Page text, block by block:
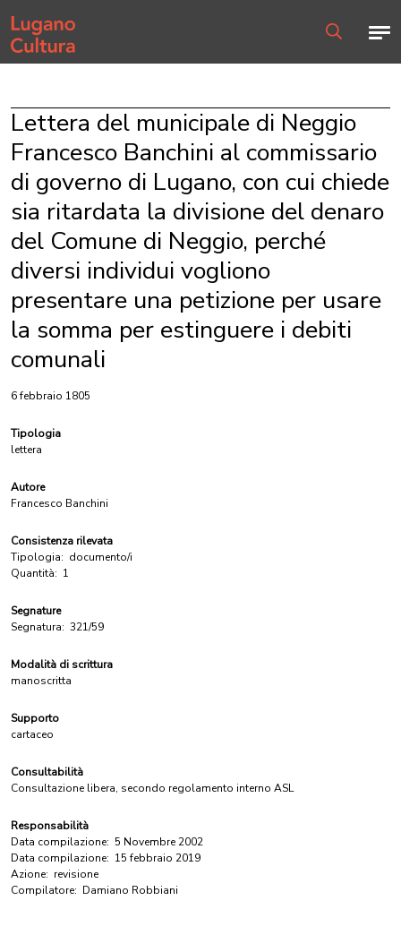
Home page
Lettera del municipale di Neggio
Francesco Banchini al commissario
di governo di Lugano, con cui chiede
sia ritardata la divisione del denaro
del Comune di Neggio, perché
diversi individui vogliono
presentare una petizione per usare
la somma per estinguere i debiti
comunali
6 febbraio 1805
Tipologia
lettera
Autore
Francesco Banchini
Consistenza rilevata
Tipologia: documento/i
Quantità: 1
Segnature
Segnatura: 321/59
Modalità di scrittura
manoscritta
Supporto
cartaceo
Consultabilità
Consultazione libera, secondo regolamento interno ASL
Responsabilità
Data compilazione: 5 Novembre 2002
Data compilazione: 15 febbraio 2019
Azione: revisione
Compilatore: Damiano Robbiani